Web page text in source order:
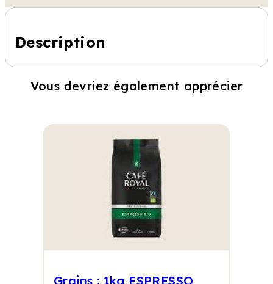
Description
Vous devriez également apprécier
Grains : 1kg ESPRESSO